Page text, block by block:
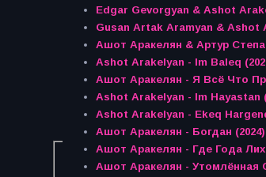
Edgar Gevorgyan & Ashot
Gusan Artak Aramyan & Ashot
Ашот Аракелян & Артур
Ashot Arakelyan - Im Baleq
Ашот Аракелян - Я Всё Что
Ashot Arakelyan - Im Hayastan
Ashot Arakelyan - Ekeq
Ашот Аракелян - Богдан (2024)
Ашот Аракелян - Где Года
Ашот Аракелян - Утомлённая